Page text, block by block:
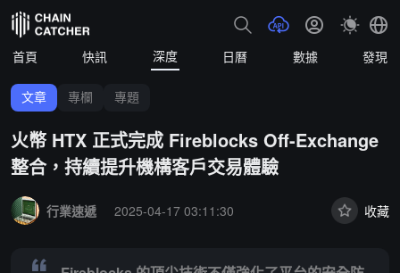
首頁 快訊 深度 日曆 數據 發現
文章 專欄 專題
火幣 HTX 正式完成 Fireblocks Off-Exchange
整合，持續提升機構客戶交易體驗
行業速遞
2025-04-17 03:11:30 收藏